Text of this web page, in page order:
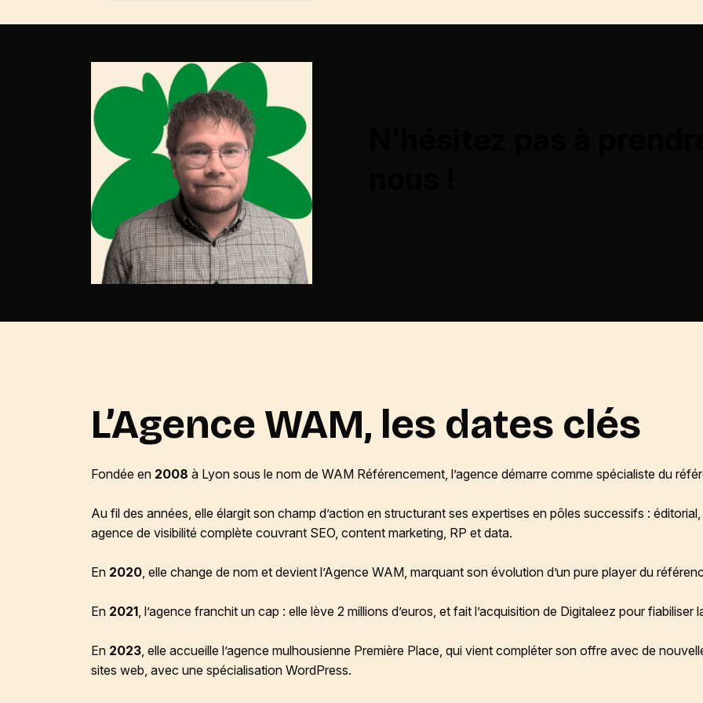
L’Agence WAM, les dates clés
Fondée en 2008 à Lyon sous le nom de WAM Référencement, l’agence démarre comme spécialiste du
Au fil des années, elle élargit son champ d’action en structurant ses expertises en pôles successifs :
agence de visibilité complète couvrant SEO, content marketing, RP et data.
En 2020 , elle change de nom et devient l’Agence WAM, marquant son évolution d’un pure player du
En 2021 , l’agence franchit un cap : elle lève 2 millions d’euros, et fait l’acquisition de Digitaleez pour fiabiliser
En 2023 , elle accueille l’agence mulhousienne Première Place, qui vient compléter son offre avec de
sites web, avec une spécialisation WordPress.